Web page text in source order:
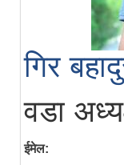
गिर
वडा
ईमेल: